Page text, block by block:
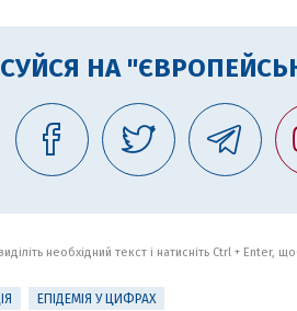
НА
необхідний текст і натисніть Ctrl + Enter,
ЕПІДЕМІЯ У ЦИФРАХ